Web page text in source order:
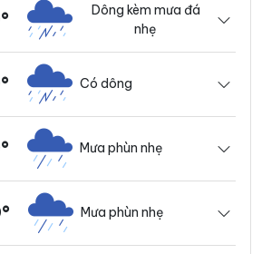
Dông kèm mưa đá
nhẹ
Có dông
Mưa phùn nhẹ
Mưa phùn nhẹ